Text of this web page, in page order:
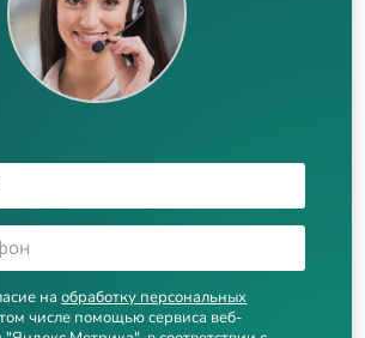
наобработку персональных
числе помощью сервиса веб-